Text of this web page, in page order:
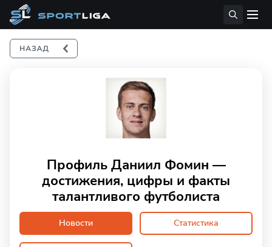
Профиль Даниил Фомин —
достижения, цифры и факты
талантливого футболиста
Новости Статистика